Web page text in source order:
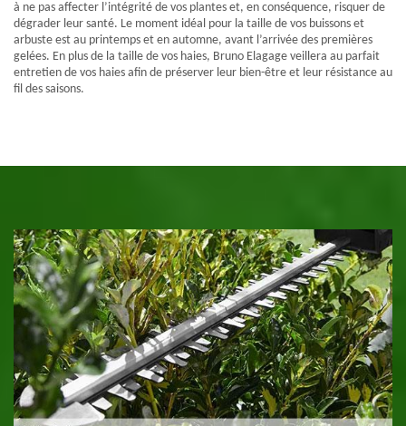
à ne pas affecter l’intégrité de vos plantes et, en conséquence, risquer de
dégrader leur santé. Le moment idéal pour la taille de vos buissons et
arbuste est au printemps et en automne, avant l’arrivée des premières
gelées. En plus de la taille de vos haies, Bruno Elagage veillera au parfait
entretien de vos haies afin de préserver leur bien-être et leur résistance au
fil des saisons.